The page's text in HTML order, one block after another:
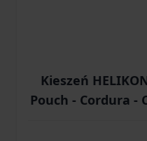
Kieszeń
Pouch - Cordura -